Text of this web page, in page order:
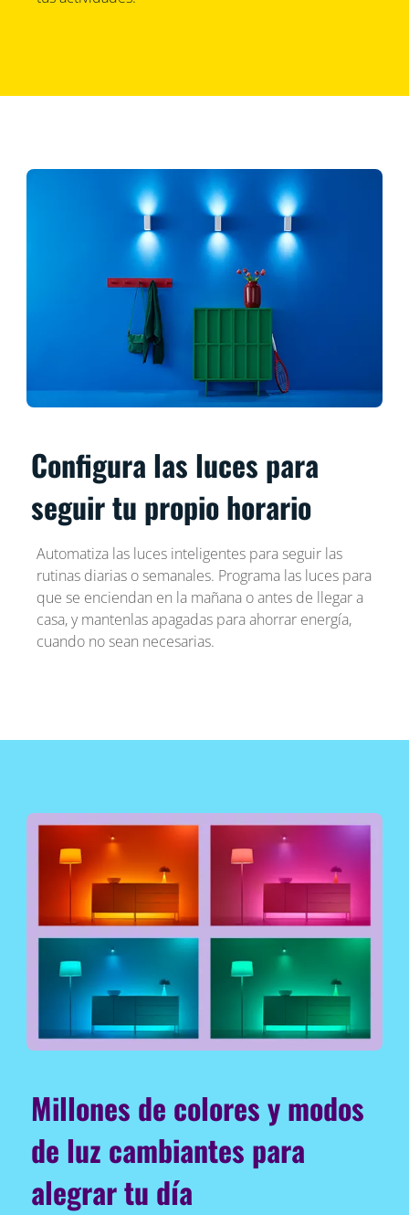
Configura las luces para
seguir tu propio horario
Automatiza las luces inteligentes para seguir las
rutinas diarias o semanales. Programa las luces para
que se enciendan en la mañana o antes de llegar a
casa, y mantenlas apagadas para ahorrar energía,
cuando no sean necesarias.
Millones de colores y modos
de luz cambiantes para
alegrar tu día